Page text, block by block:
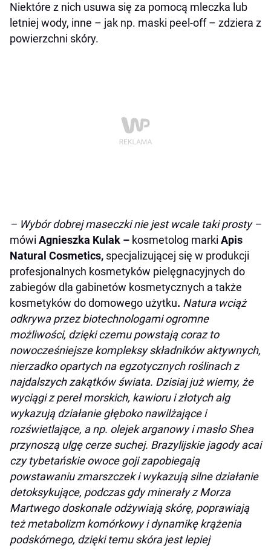
Niektóre z nich usuwa się za pomocą mleczka lub
letniej wody, inne – jak np. maski peel-off – zdziera z
powierzchni skóry.
– Wybór dobrej maseczki nie jest wcale taki prosty –
mówi Agnieszka Kulak – kosmetolog marki Apis
Natural Cosmetics, specjalizującej się w produkcji
profesjonalnych kosmetyków pielęgnacyjnych do
zabiegów dla gabinetów kosmetycznych a także
kosmetyków do domowego użytku. Natura wciąż
odkrywa przez biotechnologami ogromne
możliwości, dzięki czemu powstają coraz to
nowocześniejsze kompleksy składników aktywnych,
nierzadko opartych na egzotycznych roślinach z
najdalszych zakątków świata. Dzisiaj już wiemy, że
wyciągi z pereł morskich, kawioru i złotych alg
wykazują działanie głęboko nawilżające i
rozświetlające, a np. olejek arganowy i masło Shea
przynoszą ulgę cerze suchej. Brazylijskie jagody acai
czy tybetańskie owoce gojizapobiegają
powstawaniu zmarszczek i wykazują silne działanie
detoksykujące, podczas gdyminerały z Morza
Martwegodoskonale odżywiają skórę, poprawiają
też metabolizm komórkowy i dynamikę krążenia
podskórnego, dzięki temu skóra jest lepiej